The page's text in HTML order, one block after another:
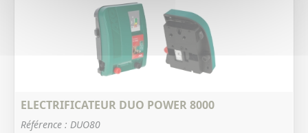
ELECTRIFICATEUR DUO POWER 8000
Référence : DUO80